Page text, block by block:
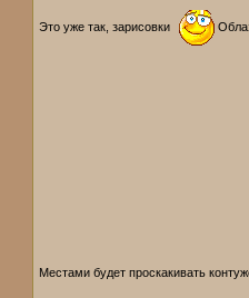
Это уже так, зарисовки
Местами будет проскакивать